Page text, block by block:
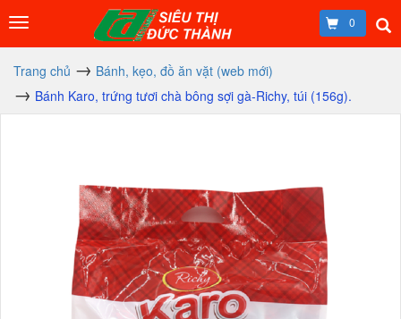
0
Trang chủ
Bánh, kẹo, đồ ăn vặt (web mới)
Bánh Karo, trứng tươi chà bông sợi gà-Richy, túi (156g).